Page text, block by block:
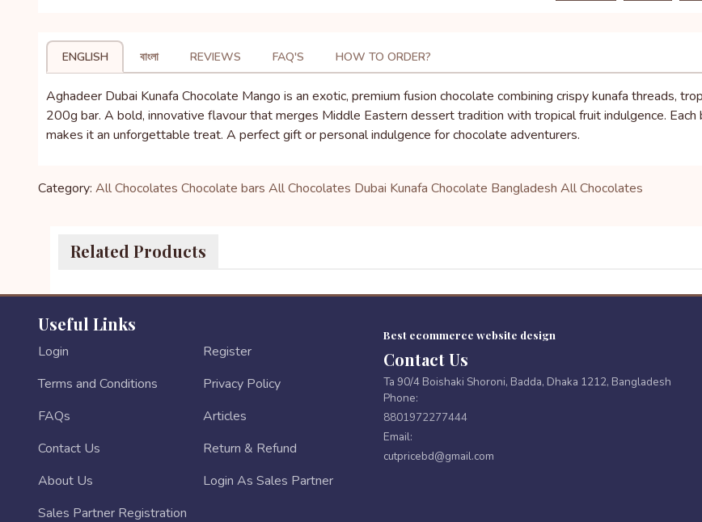
ENGLISH বাংলা REVIEWS FAQ'S HOW TO ORDER?
Aghadeer Dubai Kunafa Chocolate Mango is an exotic, premium fusion chocolate combining crispy kunafa threads,
200g bar. A bold, innovative flavour that merges Middle Eastern dessert tradition with tropical fruit indulgence.
makes it an unforgettable treat. A perfect gift or personal indulgence for chocolate adventurers.
Category: All Chocolates Chocolate bars All Chocolates Dubai Kunafa Chocolate Bangladesh All Chocolates
Related Products
Useful Links
Login
Register
Terms and Conditions
Privacy Policy
FAQs
Articles
Contact Us
Return & Refund
About Us
Login As Sales Partner
Sales Partner Registration
Best ecommerce website design
Contact Us
Ta 90/4 Boishaki Shoroni, Badda, Dhaka 1212, Bangladesh
Phone:
8801972277444
Email:
cutpricebd@gmail.com